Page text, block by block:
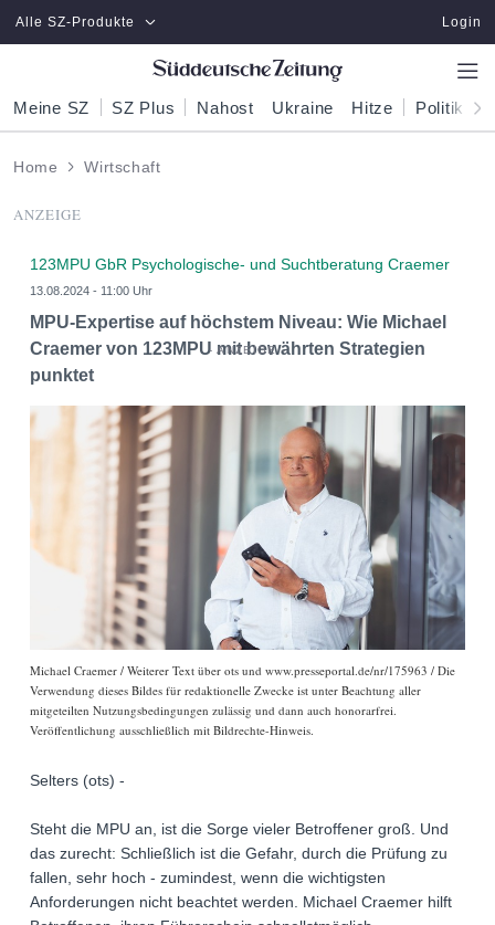
Zum Hauptinhalt springen
Alle SZ-Produkte Login
Meine SZ SZ Plus Nahost Ukraine Hitze Politik
Home Wirtschaft
ANZEIGE
123MPU GbR Psychologische- und Suchtberatung Craemer
13.08.2024 - 11:00 Uhr
MPU-Expertise auf höchstem Niveau: Wie Michael
Craemer von 123MPU mit bewährten Strategien
punktet
Michael Craemer / Weiterer Text über ots und www.presseportal.de/nr/175963 / Die
Verwendung dieses Bildes für redaktionelle Zwecke ist unter Beachtung aller
mitgeteilten Nutzungsbedingungen zulässig und dann auch honorarfrei.
Veröffentlichung ausschließlich mit Bildrechte-Hinweis.
Selters (ots) -
Steht die MPU an, ist die Sorge vieler Betroffener groß. Und
das zurecht: Schließlich ist die Gefahr, durch die Prüfung zu
fallen, sehr hoch - zumindest, wenn die wichtigsten
Anforderungen nicht beachtet werden. Michael Craemer hilft